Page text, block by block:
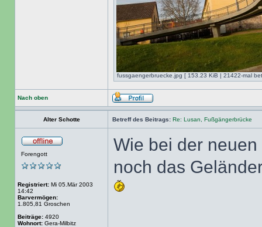
fussgaengerbruecke.jpg [ 153.23 KiB | 21422-mal
Nach oben
Alter Schotte Betreff des Beitrags: Re: Lusan, Fußgängerbrücke
Forengott
Registriert: Mi 05.Mär 2003
14:42
Barvermögen:
1.805,81 Groschen
Beiträge: 4920
Wohnort: Gera-Milbitz
Wie bei der
noch das